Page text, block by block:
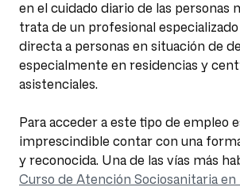
en el cuidado diario de las personas
trata de un profesional
directa a personas en situación de
especialmente en residencias y
asistenciales.
Para acceder a este tipo de empleo
imprescindible contar con una
y reconocida. Una de las vías más
Curso de Atención Sociosanitaria